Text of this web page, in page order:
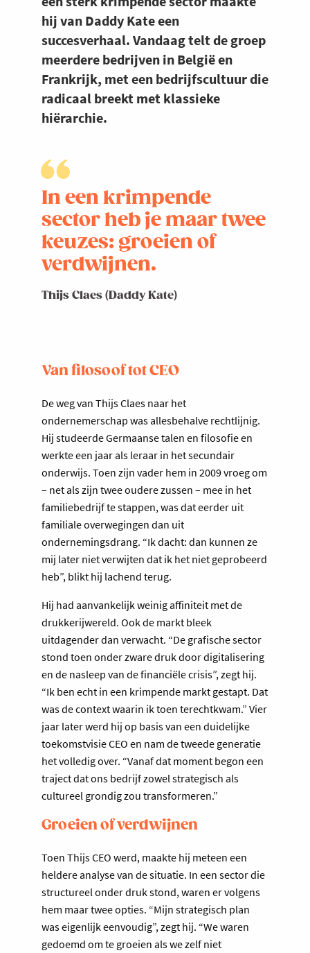
hij van Daddy Kate een
succesverhaal. Vandaag telt de groep
meerdere bedrijven in België en
Frankrijk, met een bedrijfscultuur die
radicaal breekt met klassieke
hiërarchie.
In een krimpende
sector heb je maar twee
keuzes: groeien of
verdwijnen.
Thijs Claes (Daddy Kate)
Van filosoof tot CEO
De weg van Thijs Claes naar het
ondernemerschap was allesbehalve rechtlijnig.
Hij studeerde Germaanse talen en filosofie en
werkte een jaar als leraar in het secundair
onderwijs. Toen zijn vader hem in 2009 vroeg om
– net als zijn twee oudere zussen – mee in het
familiebedrijf te stappen, was dat eerder uit
familiale overwegingen dan uit
ondernemingsdrang. “Ik dacht: dan kunnen ze
mij later niet verwijten dat ik het niet geprobeerd
heb”, blikt hij lachend terug.
Hij had aanvankelijk weinig affiniteit met de
drukkerijwereld. Ook de markt bleek
uitdagender dan verwacht. “De grafische sector
stond toen onder zware druk door digitalisering
en de nasleep van de financiële crisis”, zegt hij.
“Ik ben echt in een krimpende markt gestapt. Dat
was de context waarin ik toen terechtkwam.” Vier
jaar later werd hij op basis van een duidelijke
toekomstvisie CEO en nam de tweede generatie
het volledig over. “Vanaf dat moment begon een
traject dat ons bedrijf zowel strategisch als
cultureel grondig zou transformeren.”
Groeien of verdwijnen
Toen Thijs CEO werd, maakte hij meteen een
heldere analyse van de situatie. In een sector die
structureel onder druk stond, waren er volgens
hem maar twee opties. “Mijn strategisch plan
was eigenlijk eenvoudig”, zegt hij. “We waren
gedoemd om te groeien als we zelf niet